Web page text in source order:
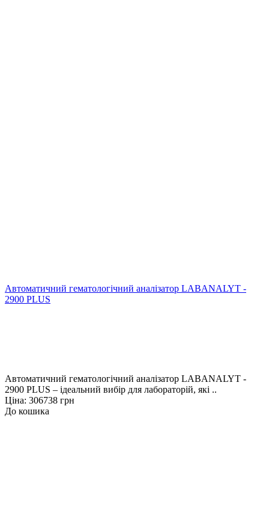
Автоматичний гематологічний аналізатор LABANALYT -
2900 PLUS
Автоматичний гематологічний аналізатор LABANALYT -
2900 PLUS – ідеальний вибір для лабораторій, які ..
Ціна: 306738 грн
До кошика